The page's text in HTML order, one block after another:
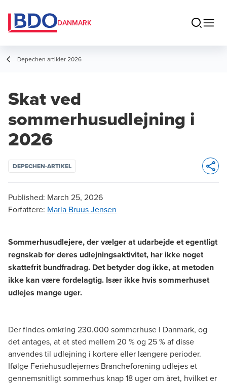
DANMARK
Depechen artikler 2026
Skat ved
sommerhusudlejning i
2026
DEPECHEN-ARTIKEL
Published: March 25, 2026
Forfattere: Maria Bruus Jensen
Sommerhusudlejere, der vælger at udarbejde et egentligt
regnskab for deres udlejningsaktivitet, har ikke noget
skattefrit bundfradrag. Det betyder dog ikke, at metoden
ikke kan være fordelagtig. Især ikke hvis sommerhuset
udlejes mange uger.
Der findes omkring 230.000 sommerhuse i Danmark, og
det antages, at et sted mellem 20 % og 25 % af disse
anvendes til udlejning i kortere eller længere perioder.
Ifølge Feriehusudlejernes Brancheforening udlejes et
gennemsnitligt sommerhus knap 18 uger om året, hvilket er